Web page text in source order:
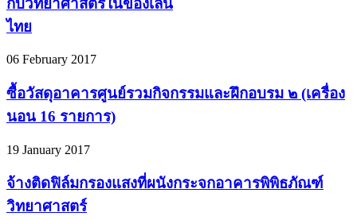
ไทย
06 February 2017
ซื้อวัสดุอาคารศูนย์รวมกิจกรรมและฝึกอบรม ๒ (เครื่อง
นอน 16 รายการ)
19 January 2017
จ้างติดฟิล์มกรองแสงที่ผนังกระจกอาคารพิพิธภัณฑ์
วิทยาศาสตร์